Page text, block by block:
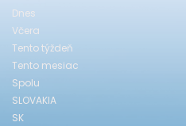
Dnes
Včera
Tento týždeň
Tento mesiac
Spolu
SLOVAKIA
SK